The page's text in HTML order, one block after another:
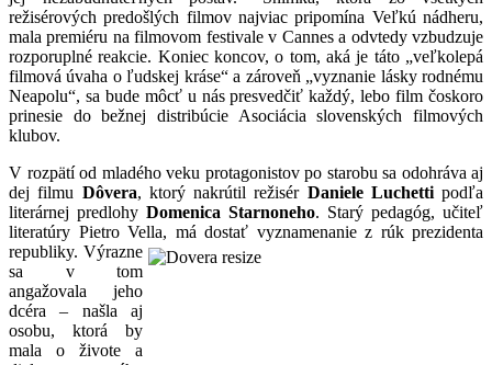
režisérových predošlých filmov najviac pripomína Veľkú nádheru,
mala premiéru na filmovom festivale v Cannes a odvtedy vzbudzuje
rozporuplné reakcie. Koniec koncov, o tom, aká je táto „veľkolepá
filmová úvaha o ľudskej kráse“ a zároveň „vyznanie lásky rodnému
Neapolu“, sa bude môcť u nás presvedčiť každý, lebo film čoskoro
prinesie do bežnej distribúcie Asociácia slovenských filmových
klubov.
V rozpätí od mladého veku protagonistov po starobu sa odohráva aj
dej filmu Dôvera, ktorý nakrútil režisér Daniele Luchettipodľa
literárnej predlohy Domenica Starnoneho. Starý pedagóg, učiteľ
literatúry Pietro Vella, má dostať vyznamenanie z rúk prezidenta
republiky. Výrazne
sa v tom
angažovala jeho
dcéra – našla aj
osobu, ktorá by
mala o živote a